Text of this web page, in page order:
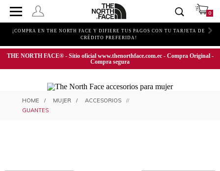
0
¡COMPRA EN THE NORTH FACE Y DIFIERE TUS PAGOS CON TU TARJETA DE
CRÉDITO PREFERIDA!
THE NORTH FACE® - Sitio oficial www.thenorthface.com.ec - Compra Original -
Compra segura
GUANTES PARA MUJER
MUJER
ACCESORIOS
GUANTES